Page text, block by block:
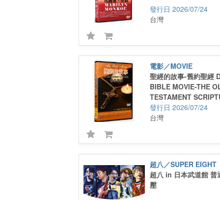
2026/07/24
台灣
電影／MOVIE
聖經的故事-舊約聖經
BIBLE MOVIE-THE
TESTAMENT
2026/07/24
台灣
超八／SUPER EIGHT
超八 in 日本武道館 普
壓